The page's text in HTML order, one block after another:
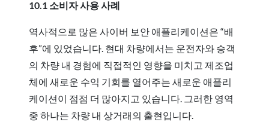
10.1 소비자 사용 사례
역사적으로 많은 사이버 보안 애플리케이션은 “배
후”에 있었습니다. 현대 차량에서는 운전자와 승객
의 차량 내 경험에 직접적인 영향을 미치고 제조업
체에 새로운 수익 기회를 열어주는 새로운 애플리
케이션이 점점 더 많아지고 있습니다. 그러한 영역
중 하나는 차량 내 상거래의 출현입니다.